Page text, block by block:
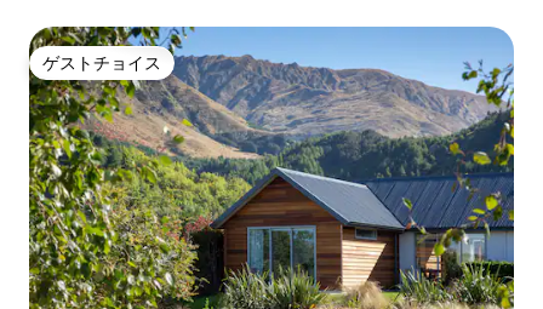
ゲストチョイス
ゲストチョイス